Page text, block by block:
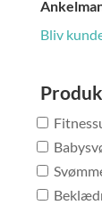
Bliv